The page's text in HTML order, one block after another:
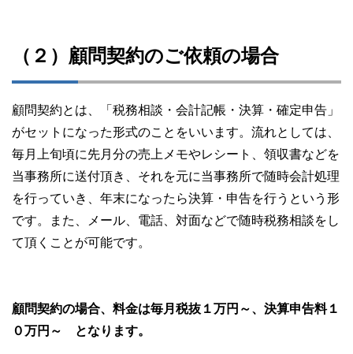
（２）顧問契約のご依頼の場合
顧問契約とは、「税務相談・会計記帳・決算・確定申告」
がセットになった形式のことをいいます。流れとしては、
毎月上旬頃に先月分の売上メモやレシート、領収書などを
当事務所に送付頂き、それを元に当事務所で随時会計処理
を行っていき、年末になったら決算・申告を行うという形
です。また、メール、電話、対面などで随時税務相談をし
て頂くことが可能です。
顧問契約の場合、料金は毎月税抜１万円～、決算申告料１
０万円～ となります。